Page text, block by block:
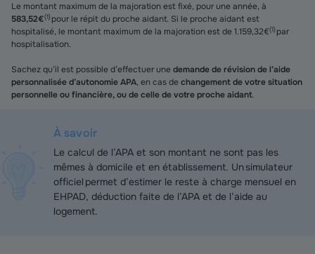
Le montant maximum de la majoration est fixé, pour une année, à
583,52€(1) pour le répit du proche aidant. Si le proche aidant est
hospitalisé, le montant maximum de la majoration est de 1.159,32€(1) par
hospitalisation.
Sachez qu’il est possible d’effectuer unedemande de révision de l’aide
personnalisée d’autonomie APA, en cas dechangement de votre situation
personnelle ou financière, ou de celle de votre proche aidant.
À savoir
Le calcul de l’APA et son montant ne sont pas les
mêmes à domicile et en établissement. Un simulateur
officiel permet d’estimer le reste à charge mensuel en
EHPAD, déduction faite de l’APA et de l’aide au
logement.